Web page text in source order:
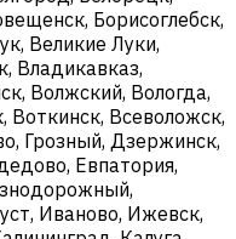
Борисоглебск,
Великие Луки,
Владикавказ,
Волжский, Вологда,
Воткинск, Всеволожск,
Грозный, Дзержинск,
Евпатория,
Иваново, Ижевск,